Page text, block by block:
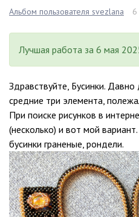
Альбом пользователя svezlana
Лучшая работа за 6 мая
Здравствуйте, Бусинки.
средние три элемента,
При поиске рисунков в
(несколько) и вот мой
бусинки граненые, рондели.